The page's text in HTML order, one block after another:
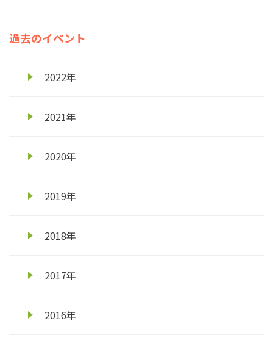
過去のイベント
2022年
2021年
2020年
2019年
2018年
2017年
2016年